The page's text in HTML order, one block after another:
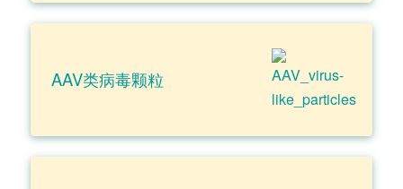
AAV类病毒颗粒